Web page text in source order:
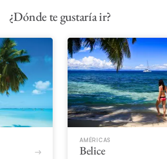
¿Dónde te gustaría ir?
AMÉRICAS
Belice